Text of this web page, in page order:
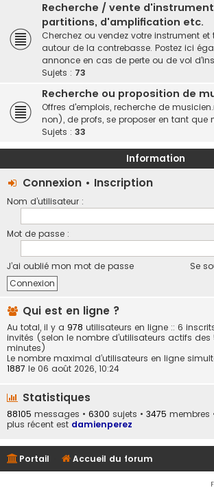
Recherche / vente
partitions, d'amplification etc.
Cherchez ou vendez votre instrument et
autour de la contrebasse. Postez ici
annonce en cas de perte ou de vol
Sujets : 73
Recherche ou proposition de
Offres d'emplois, recherche de
non), de profs, se proposer en tant que
Sujets : 33
Information
Connexion • Inscription
Nom d’utilisateur :
Mot de passe :
J’ai oublié mon mot de passe Se
Qui est en ligne ?
Au total, il y a 978 utilisateurs en ligne :: 6
invités (selon le nombre d’utilisateurs actifs des
minutes)
Le nombre maximal d’utilisateurs en ligne
1887 le 06 août 2026, 10:24
Statistiques
88105 messages • 6300 sujets • 3475 membres
plus récent est damienperez
Portail Accueil du forum